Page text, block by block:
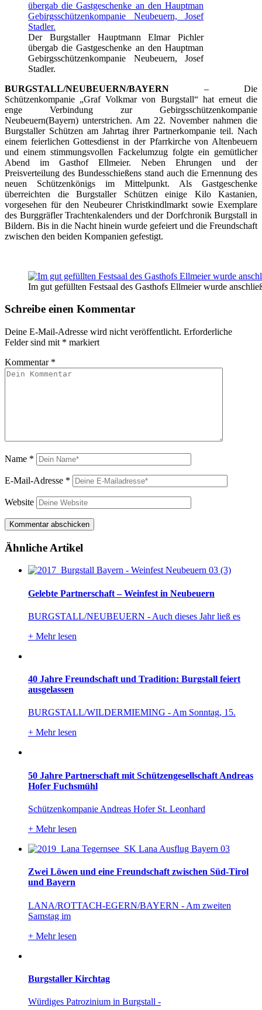
Der Burgstaller Hauptmann Elmar Pichler
übergab die Gastgeschenke an den Hauptman
Gebirgsschützenkompanie Neubeuern, Josef
Stadler.
BURGSTALL/NEUBEUERN/BAYERN – Die
Schützenkompanie „Graf Volkmar von Burgstall“ hat erneut die
enge Verbindung zur Gebirgsschützenkompanie
Neubeuern(Bayern) unterstrichen. Am 22. November nahmen die
Burgstaller Schützen am Jahrtag ihrer Partnerkompanie teil. Nach
einem feierlichen Gottesdienst in der Pfarrkirche von Altenbeuern
und einem stimmungsvollen Fackelumzug folgte ein gemütlicher
Abend im Gasthof Ellmeier. Neben Ehrungen und der
Preisverteilung des Bundesschießens stand auch die Ernennung des
neuen Schützenkönigs im Mittelpunkt. Als Gastgeschenke
überreichten die Burgstaller Schützen einige Kilo Kastanien,
vorgesehen für den Neubeurer Christkindlmarkt sowie Exemplare
des Burggräfler Trachtenkalenders und der Dorfchronik Burgstall in
Bildern. Bis in die Nacht hinein wurde gefeiert und die Freundschaft
zwischen den beiden Kompanien gefestigt.
Im gut gefüllten Festsaal des Gasthofs Ellmeier wurde
Schreibe einen Kommentar
Deine E-Mail-Adresse wird nicht veröffentlicht. Erforderliche
Felder sind mit * markiert
Kommentar *
Name *
E-Mail-Adresse *
Website
Ähnliche Artikel
Gelebte Partnerschaft – Weinfest in Neubeuern
BURGSTALL/NEUBEUERN - Auch dieses Jahr ließ es
+ Mehr lesen
40 Jahre Freundschaft und Tradition: Burgstall feiert
ausgelassen
BURGSTALL/WILDERMIEMING - Am Sonntag, 15.
+ Mehr lesen
50 Jahre Partnerschaft mit Schützengesellschaft Andreas
Hofer Fuchsmühl
Schützenkompanie Andreas Hofer St. Leonhard
+ Mehr lesen
Zwei Löwen und eine Freundschaft zwischen Süd-Tirol
und Bayern
LANA/ROTTACH-EGERN/BAYERN - Am zweiten
Samstag im
+ Mehr lesen
Burgstaller Kirchtag
Würdiges Patrozinium in Burgstall -